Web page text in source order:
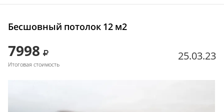
Бесшовный потолок 12 м2
7998
Итоговая стоимость
25.03.23